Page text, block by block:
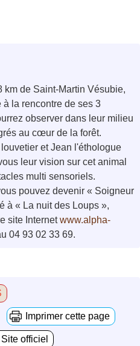
km de Saint-Martin Vésubie,
à la rencontre de ses 3
observer dans leur milieu
au cœur de la forêt.
et Jean l'éthologue
leur vision sur cet animal
multi sensoriels.
pouvez devenir « Soigneur
à « La nuit des Loups »,
site Internetwww.alpha-
04 93 02 33 69.
Imprimer cette page
Site officiel